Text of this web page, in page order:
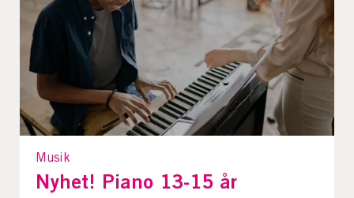
Musik
Nyhet! Piano 13-15 år